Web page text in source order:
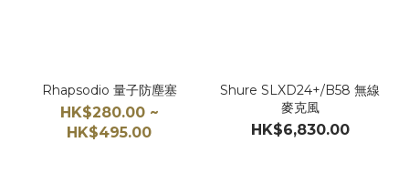
Rhapsodio 量子防塵塞
HK$280.00 ~
HK$495.00
Shure SLXD24+/B58 無線
麥克風
HK$6,830.00